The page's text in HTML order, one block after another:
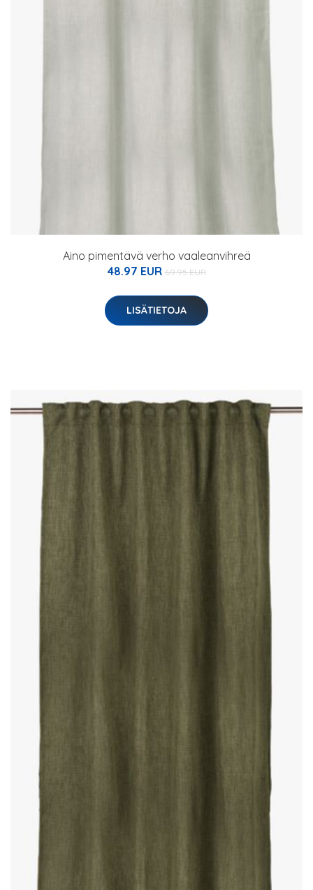
Aino pimentävä verho vaaleanvihreä
48.97 EUR 69.95 EUR
LISÄTIETOJA